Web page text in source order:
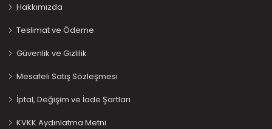
Hakkımızda
Teslimat ve Ödeme
Güvenlik ve Gizlilik
Mesafeli Satış Sözleşmesi
İptal, Değişim ve İade Şartları
KVKK Aydınlatma Metni